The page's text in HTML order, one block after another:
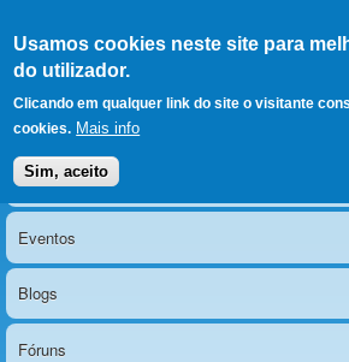
Usamos cookies neste site para
do utilizador.
Clicando em qualquer link do site o visitante
cookies. Mais info
Sim, aceito
LERPARAVER
O portal da visão
Menu principal
Notícias
Eventos
Blogs
Fóruns